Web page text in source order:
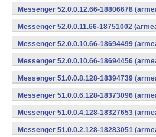
Messenger 52.0.0.12.66-18806678
Messenger 52.0.0.11.66-18751002
Messenger 52.0.0.10.66-18694499
Messenger 52.0.0.10.66-18694456
Messenger 51.0.0.8.128-18394739
Messenger 51.0.0.6.128-18373096
Messenger 51.0.0.4.128-18327653
Messenger 51.0.0.2.128-18283051